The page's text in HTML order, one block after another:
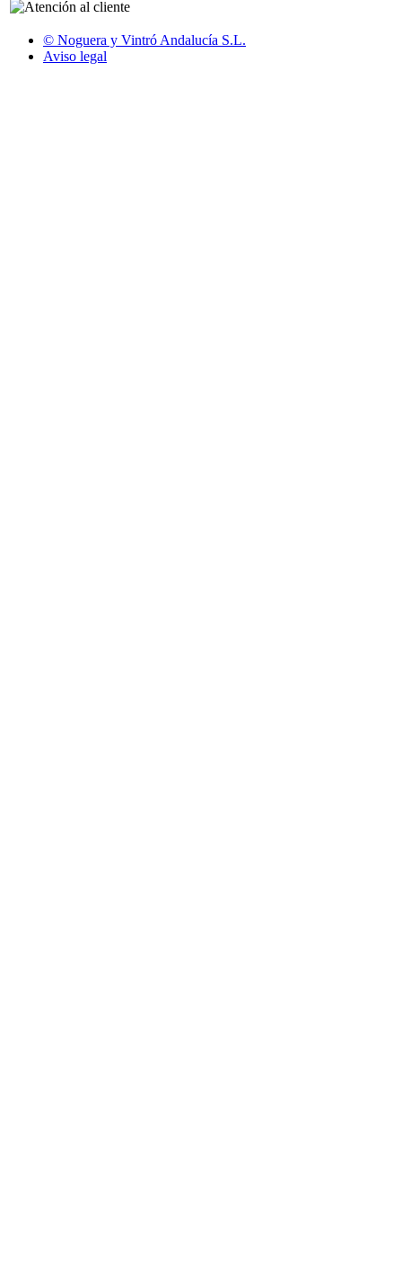
© Noguera y Vintró Andalucía S.L.
Aviso legal